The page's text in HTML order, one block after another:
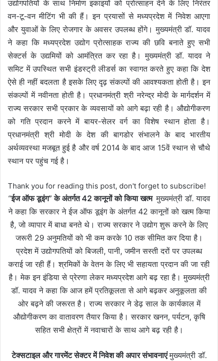
उद्योगपतियों के साथ निर्माण इकाइयों को प्रोत्साहन देने के लिए निरंतर
वन-टू-वन मीटिंग भी की हैं। इन प्रयासों से मध्यप्रदेश में निवेश आएगा
और युवाओं के लिए रोजगार के अवसर उपलब्ध होंगे। मुख्यमंत्री डॉ. यादव
ने कहा कि मध्यप्रदेश उद्योग प्रोत्साहक राज्य की छवि बनाते हुए सभी
सेक्टर्स के उद्यमियों को आमंत्रित कर रहा है।मुख्यमंत्री डॉ. यादव ने
समिट में उपस्थित सभी इंडस्ट्री लीडर्स का स्वागत करते हुए कहा कि देश
ऐसे ही नहीं बदलता है इसके लिए दृढ़ संकल्पों की आवश्यकता होती है। इन
संकल्पों में नवीनता होती है। प्रधानमंत्री श्री नरेन्द्र मोदी के मार्गदर्शन में
राज्य सरकार सभी प्रकार के व्यवसायों को आगे बढ़ा रही है। औद्योगीकरण
को गति प्रदान करने में बायर-सेलर वर्ग का विशेष स्थान होता है।
प्रधानमंत्री श्री मोदी के देश की बागडोर संभालने के बाद भारतीय
अर्थव्यवस्था मजबूत हुई है और वर्ष 2014 के बाद आज 15वें स्थान से चौथे
स्थान पर पहुंच गई है।
Thank you for reading this post, don't forget to subscribe!
“ईज ऑफ डूइंग” के अंतर्गत 42 कानूनों को किया खत्ममुख्यमंत्री डॉ. यादव
ने कहा कि सरकार ने ईज ऑफ डूइंग के अंतर्गत 42 कानूनों को खत्म किया
है, जो व्यापार में बाधा बनते थे। राज्य सरकार ने उद्योग शुरू करने के लिए
जरूरी 29 अनुमतियों को भी कम करके 10 तक सीमित कर दिया है।
प्रदेश में उद्योगपतियों को बिजली, पानी, जमीन सस्ती दरों पर उपलब्ध
कराई जा रही हैं। श्रमिकों के वेतन के लिए भी सहायता प्रदान की जा रही
है। मेक इन इंडिया से प्रेरणा लेकर मध्यप्रदेश आगे बढ़ रहा है। मुख्यमंत्री
डॉ. यादव ने कहा कि आज हमें प्रतिकूलता से आगे बढ़कर अनुकूलता की
ओर बढ़ने की जरूरत है। राज्य सरकार ने डेढ़ साल के कार्यकाल में
औद्योगीकरण का वातावरण तैयार किया है। सरकार खनन, पर्यटन, कृषि
सहित सभी क्षेत्रों में नवाचारों के साथ आगे बढ़ रही है।
टेक्सटाइल और गारमेंट सेक्टर में निवेश की अपार संभावनाएंमुख्यमंत्री डॉ.